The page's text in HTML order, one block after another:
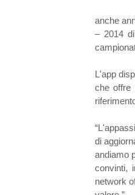
anche
– 2014
L'app
che offre
di
andiamo
convinti,
network